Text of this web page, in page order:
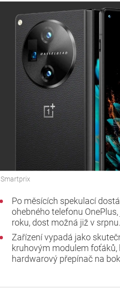
Smartprix
Po měsících spekulací
ohebného telefonu
roku, dost možná již v srpnu.
Zařízení vypadá jako
kruhovým modulem
hardwarový přepínač na